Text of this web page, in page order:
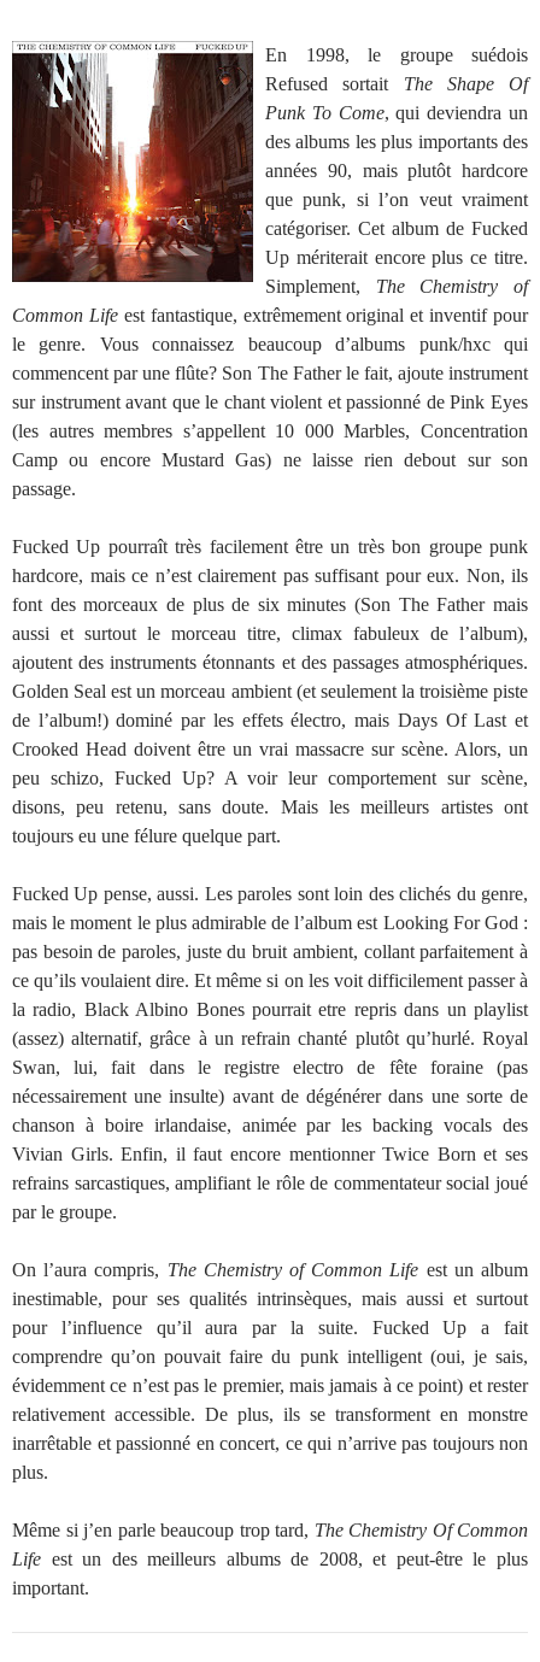
En 1998, le groupe suédois
Refused sortait The Shape Of
Punk To Come, qui deviendra un
des albums les plus importants des
années 90, mais plutôt hardcore
que punk, si l’on veut vraiment
catégoriser. Cet album de Fucked
Up mériterait encore plus ce titre.
Simplement, The Chemistry of
Common Lifeest fantastique, extrêmement original et inventif pour
le genre. Vous connaissez beaucoup d’albums punk/hxc qui
commencent par une flûte? Son The Father le fait, ajoute instrument
sur instrument avant que le chant violent et passionné de Pink Eyes
(les autres membres s’appellent 10 000 Marbles, Concentration
Camp ou encore Mustard Gas) ne laisse rien debout sur son
passage.
Fucked Up pourraît très facilement être un très bon groupe punk
hardcore, mais ce n’est clairement pas suffisant pour eux. Non, ils
font des morceaux de plus de six minutes (Son The Father mais
aussi et surtout le morceau titre, climax fabuleux de l’album),
ajoutent des instruments étonnants et des passages atmosphériques.
Golden Seal est un morceau ambient (et seulement la troisième piste
de l’album!) dominé par les effets électro, mais Days Of Last et
Crooked Head doivent être un vrai massacre sur scène. Alors, un
peu schizo, Fucked Up? A voir leur comportement sur scène,
disons, peu retenu, sans doute. Mais les meilleurs artistes ont
toujours eu une félure quelque part.
Fucked Up pense, aussi. Les paroles sont loin des clichés du genre,
mais le moment le plus admirable de l’album est Looking For God :
pas besoin de paroles, juste du bruit ambient, collant parfaitement à
ce qu’ils voulaient dire. Et même si on les voit difficilement passer à
la radio, Black Albino Bones pourrait etre repris dans un playlist
(assez) alternatif, grâce à un refrain chanté plutôt qu’hurlé. Royal
Swan, lui, fait dans le registre electro de fête foraine (pas
nécessairement une insulte) avant de dégénérer dans une sorte de
chanson à boire irlandaise, animée par les backing vocals des
Vivian Girls. Enfin, il faut encore mentionner Twice Born et ses
refrains sarcastiques, amplifiant le rôle de commentateur social joué
par le groupe.
On l’aura compris, The Chemistry of Common Life est un album
inestimable, pour ses qualités intrinsèques, mais aussi et surtout
pour l’influence qu’il aura par la suite. Fucked Up a fait
comprendre qu’on pouvait faire du punk intelligent (oui, je sais,
évidemment ce n’est pas le premier, mais jamais à ce point) et rester
relativement accessible. De plus, ils se transforment en monstre
inarrêtable et passionné en concert, ce qui n’arrive pas toujours non
plus.
Même si j’en parle beaucoup trop tard, The Chemistry Of Common
Life est un des meilleurs albums de 2008, et peut-être le plus
important.